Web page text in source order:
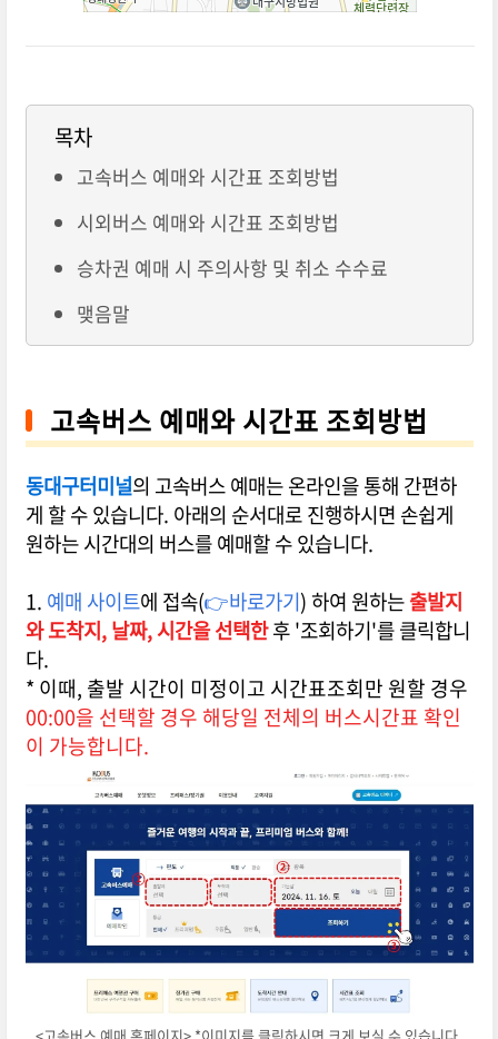
목차
고속버스 예매와 시간표 조회방법
시외버스 예매와 시간표 조회방법
승차권 예매 시 주의사항 및 취소 수수료
맺음말
고속버스 예매와 시간표 조회방법
동대구터미널의 고속버스 예매는 온라인을 통해 간편하
게 할 수 있습니다. 아래의 순서대로 진행하시면 손쉽게
원하는 시간대의 버스를 예매할 수 있습니다.
1. 예매 사이트에 접속(👉바로가기) 하여 원하는출발지
와 도착지,날짜, 시간을 선택한후 '조회하기'를 클릭합니
다.
* 이때, 출발 시간이 미정이고 시간표조회만 원할 경우
00:00을 선택할 경우 해당일 전체의 버스시간표 확인
이 가능합니다.